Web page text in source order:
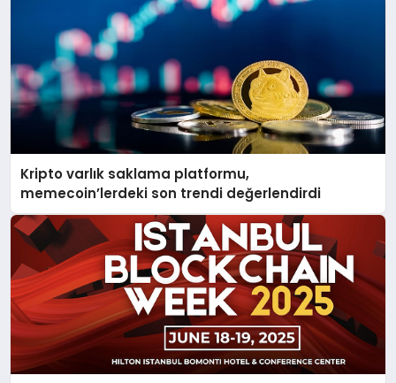
Kripto varlık saklama platformu,
memecoin’lerdeki son trendi değerlendirdi